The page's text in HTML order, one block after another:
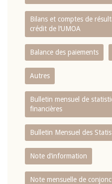
Bilans et comptes de
crédit de l‘UMOA
Balance des paiements
Autres
Bulletin mensuel de
financières
Bulletin Mensuel des
Note d’information
Note mensuelle de